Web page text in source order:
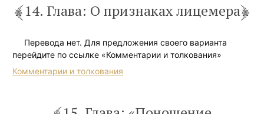
14. Глава: О признаках лицемера
Перевода нет. Для предложения своего варианта
перейдите по ссылке «Комментарии и толкования»
Комментарии и толкования